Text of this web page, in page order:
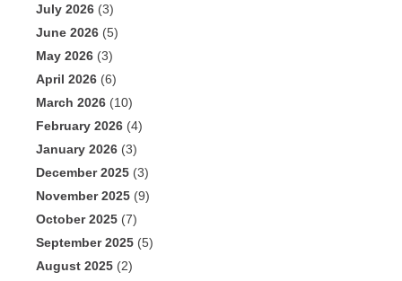
July 2026 (3)
June 2026 (5)
May 2026 (3)
April 2026 (6)
March 2026 (10)
February 2026 (4)
January 2026 (3)
December 2025 (3)
November 2025 (9)
October 2025 (7)
September 2025 (5)
August 2025 (2)